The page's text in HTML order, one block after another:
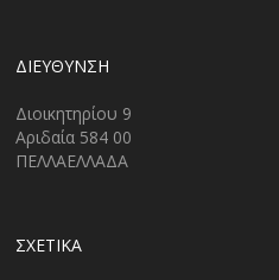
ΔΙΕΎΘΥΝΣΗ
Διοικητηρίου 9
Αριδαία 584 00
ΠΕΛΛΑΕΛΛΑΔΑ
ΣΧΕΤΙΚΑ